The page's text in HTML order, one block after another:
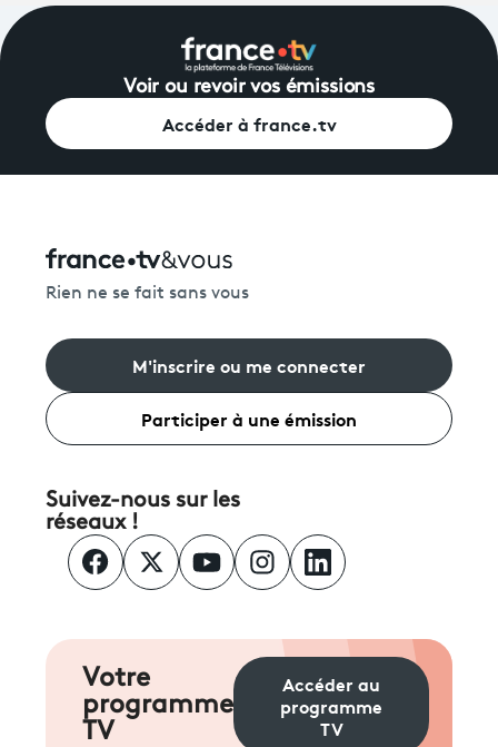
Voir ou revoir vos émissions
Accéder à france.tv
Rien ne se fait sans vous
M'inscrire ou me connecter
Participer à une émission
Suivez-nous sur les
réseaux !
Votre
programme
TV
Accéder au
programme
TV